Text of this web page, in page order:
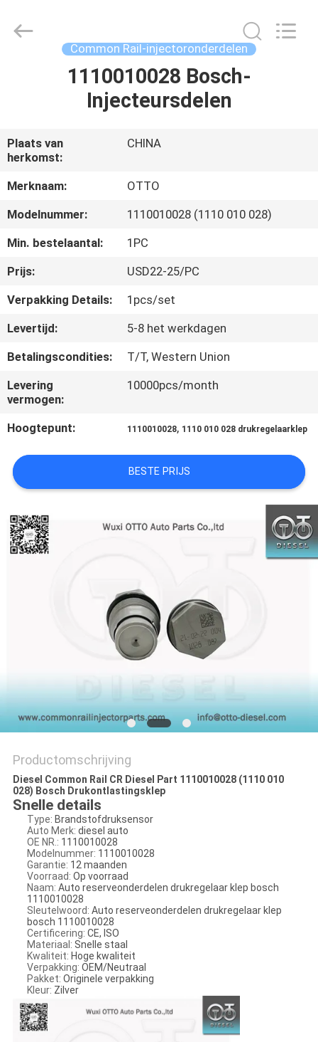
OVER
ONS
FABRIEKSTOUR
KWALITEITSCONTROLE
NEEM
CONTACT
MET
ONS
OP
NIEUWS
GEVALLEN
SITEMAP
AUTO
PARTS
Common Rail-injectoronderdelen
1110010028 Bosch-
Injecteursdelen
Plaats van
herkomst:
CHINA
Merknaam:
OTTO
Modelnummer:
1110010028 (1110 010 028)
Min. bestelaantal:
1PC
Prijs:
USD22-25/PC
Verpakking Details:
1pcs/set
Levertijd:
5-8 het werkdagen
Betalingscondities:
T/T, Western Union
Levering
vermogen:
10000pcs/month
Hoogtepunt: 1110010028, 1110 010 028 drukregelaarklep
BESTE PRIJS
Productomschrijving
Diesel Common Rail CR Diesel Part 1110010028 (1110 010
028) Bosch Drukontlastingsklep
Snelle details
Type: Brandstofdruksensor
Auto Merk: diesel auto
OE NR.: 1110010028
Modelnummer: 1110010028
Garantie: 12 maanden
Voorraad: Op voorraad
Naam: Auto reserveonderdelen drukregelaar klep bosch
1110010028
Sleutelwoord: Auto reserveonderdelen drukregelaar klep
bosch 1110010028
Certificering: CE, ISO
Materiaal: Snelle staal
Kwaliteit: Hoge kwaliteit
Verpakking: OEM/Neutraal
Pakket: Originele verpakking
Kleur: Zilver